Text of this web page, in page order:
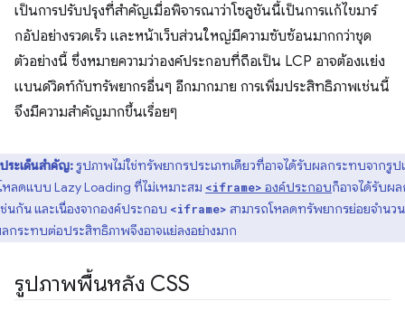
เป็นการปรับปรุงที่สำคัญเมื่อพิจารณาว่าโซลูชันนี้เป็นการแก้ไขมาร์
กอัปอย่างรวดเร็ว และหน้าเว็บส่วนใหญ่มีความซับซ้อนมากกว่าชุด
ตัวอย่างนี้ ซึ่งหมายความว่าองค์ประกอบที่ถือเป็น LCP อาจต้องแย่ง
แบนด์วิดท์กับทรัพยากรอื่นๆ อีกมากมาย การเพิ่มประสิทธิภาพเช่นนี้
จึงมีความสำคัญมากขึ้นเรื่อยๆ
ประเด็นสำคัญ:รูปภาพไม่ใช่ทรัพยากรประเภทเดียวที่อาจได้รับผลกระทบจากรู
หลดแบบ Lazy Loading ที่ไม่เหมาะสม <iframe> องค์ประกอบก็อาจได้รับผ
นกัน และเนื่องจากองค์ประกอบ <iframe> สามารถโหลดทรัพยากรย่อยจำนว
ลกระทบต่อประสิทธิภาพจึงอาจแย่ลงอย่างมาก
รูปภาพพื้นหลัง CSS